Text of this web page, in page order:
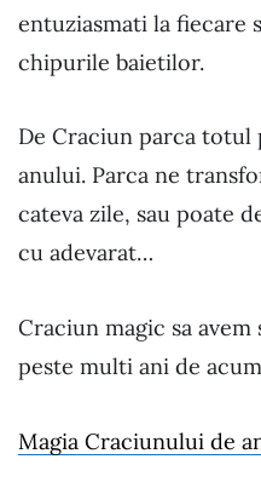
entuziasmati la fiecare
chipurile baietilor.
De Craciun parca totul
anului. Parca ne
cateva zile, sau poate
cu adevarat…
Craciun magic sa
peste multi ani de
Magia Craciunului de